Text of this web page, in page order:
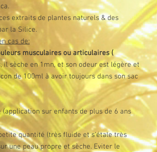
extraits de plantes naturels & des
la Silice.
cas de:
musculaires ou articulaires (
il sèche en 1mn, et son odeur est légère et
de 100ml à avoir toujours dans son sac
sur enfants de plus de 6 ans
quantité (très fluide et s'étale très
une peau propre et sèche. Eviter le